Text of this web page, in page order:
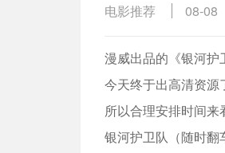
电影推荐 08-08
漫威出品的《银河护
今天终于出高清资源
所以合理安排时间来
银河护卫队 （随时翻